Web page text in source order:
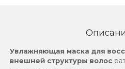
Увлажняющая маска для
внешней структуры волос